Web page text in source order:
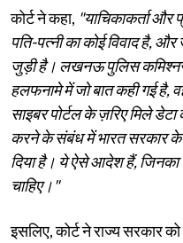
कोर्ट ने कहा, "याचिकाकर्ता और
पति-पत्नी का कोई विवाद है,
जुड़ी है। लखनऊ पुलिस
हलफनामे में जो बात कही गई है,
साइबर पोर्टल के ज़रिए मिले
करने के संबंध में भारत सरकार
दिया है। ये ऐसे आदेश हैं, जिनका
चाहिए।"
इसलिए, कोर्ट ने राज्य सरकार